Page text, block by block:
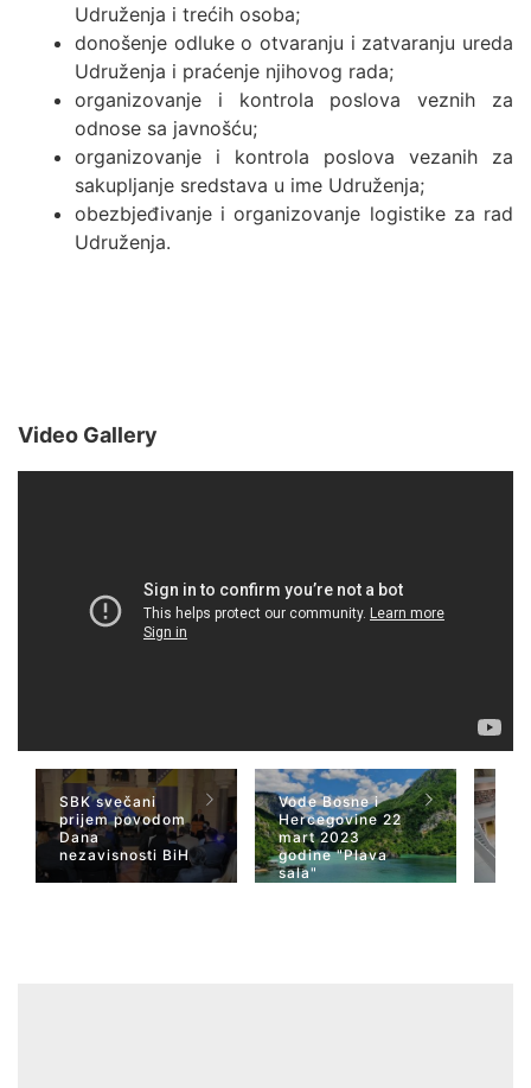
Udruženja i trećih osoba;
donošenje odluke o otvaranju i zatvaranju ureda
Udruženja i praćenje njihovog rada;
organizovanje i kontrola poslova veznih za
odnose sa javnošću;
organizovanje i kontrola poslova vezanih za
sakupljanje sredstava u ime Udruženja;
obezbjeđivanje i organizovanje logistike za rad
Udruženja.
Video Gallery
SBK svečani
prijem povodom
Dana
nezavisnosti BiH
Vode Bosne i
Hercegovine 22
mart 2023
godine "Plava
sala"